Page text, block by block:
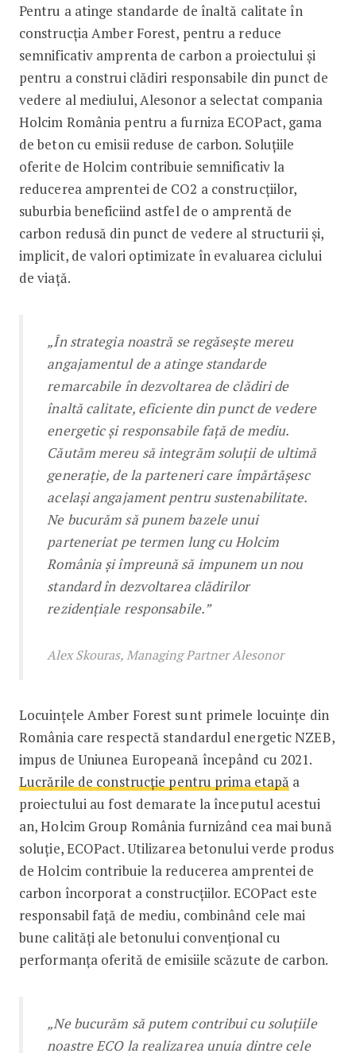
Pentru a atinge standarde de înaltă calitate în
construcția Amber Forest, pentru a reduce
semnificativ amprenta de carbon a proiectului și
pentru a construi clădiri responsabile din punct de
vedere al mediului, Alesonor a selectat compania
Holcim România pentru a furniza ECOPact, gama
de beton cu emisii reduse de carbon. Soluțiile
oferite de Holcim contribuie semnificativ la
reducerea amprentei de CO2 a construcțiilor,
suburbia beneficiind astfel de o amprentă de
carbon redusă din punct de vedere al structurii și,
implicit, de valori optimizate în evaluarea ciclului
de viață.
„În strategia noastră se regăsește mereu
angajamentul de a atinge standarde
remarcabile în dezvoltarea de clădiri de
înaltă calitate, eficiente din punct de vedere
energetic și responsabile față de mediu.
Căutăm mereu să integrăm soluții de ultimă
generație, de la parteneri care împărtășesc
același angajament pentru sustenabilitate.
Ne bucurăm să punem bazele unui
parteneriat pe termen lung cu Holcim
România și împreună să impunem un nou
standard în dezvoltarea clădirilor
rezidențiale responsabile.”
Alex Skouras, Managing Partner Alesonor
Locuinţele Amber Forest sunt primele locuinţe din
România care respectă standardul energetic NZEB,
impus de Uniunea Europeană începând cu 2021.
Lucrările de construcție pentru prima etapă a
proiectului au fost demarate la începutul acestui
an, Holcim Group România furnizând cea mai bună
soluție, ECOPact. Utilizarea betonului verde produs
de Holcim contribuie la reducerea amprentei de
carbon încorporat a construcțiilor. ECOPact este
responsabil față de mediu, combinând cele mai
bune calități ale betonului convențional cu
performanța oferită de emisiile scăzute de carbon.
„Ne bucurăm să putem contribui cu soluțiile
noastre ECO la realizarea unuia dintre cele